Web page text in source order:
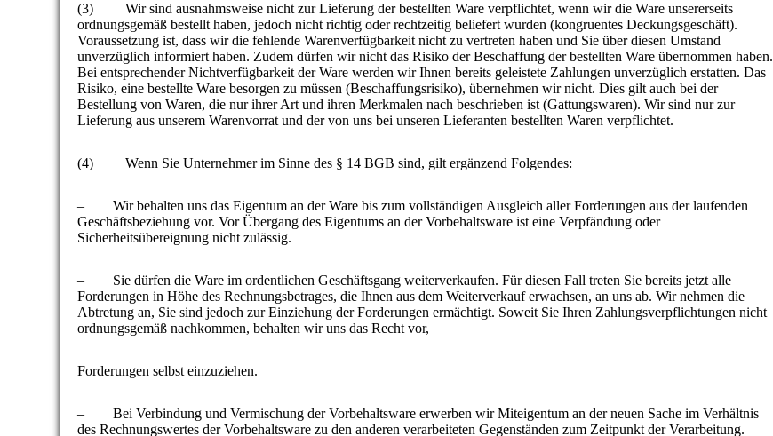
(3) Wir sind ausnahmsweise nicht zur Lieferung der bestellten Ware verpflichtet, wenn wir die Ware unsererseits
ordnungsgemäß bestellt haben, jedoch nicht richtig oder rechtzeitig beliefert wurden (kongruentes Deckungsgeschäft).
Voraussetzung ist, dass wir die fehlende Warenverfügbarkeit nicht zu vertreten haben und Sie über diesen Umstand
unverzüglich informiert haben. Zudem dürfen wir nicht das Risiko der Beschaffung der bestellten Ware übernommen haben.
Bei entsprechender Nichtverfügbarkeit der Ware werden wir Ihnen bereits geleistete Zahlungen unverzüglich erstatten. Das
Risiko, eine bestellte Ware besorgen zu müssen (Beschaffungsrisiko), übernehmen wir nicht. Dies gilt auch bei der
Bestellung von Waren, die nur ihrer Art und ihren Merkmalen nach beschrieben ist (Gattungswaren). Wir sind nur zur
Lieferung aus unserem Warenvorrat und der von uns bei unseren Lieferanten bestellten Waren verpflichtet.
(4) Wenn Sie Unternehmer im Sinne des § 14 BGB sind, gilt ergänzend Folgendes:
– Wir behalten uns das Eigentum an der Ware bis zum vollständigen Ausgleich aller Forderungen aus der laufenden
Geschäftsbeziehung vor. Vor Übergang des Eigentums an der Vorbehaltsware ist eine Verpfändung oder
Sicherheitsübereignung nicht zulässig.
– Sie dürfen die Ware im ordentlichen Geschäftsgang weiterverkaufen. Für diesen Fall treten Sie bereits jetzt alle
Forderungen in Höhe des Rechnungsbetrages, die Ihnen aus dem Weiterverkauf erwachsen, an uns ab. Wir nehmen die
Abtretung an, Sie sind jedoch zur Einziehung der Forderungen ermächtigt. Soweit Sie Ihren Zahlungsverpflichtungen nicht
ordnungsgemäß nachkommen, behalten wir uns das Recht vor,
Forderungen selbst einzuziehen.
– Bei Verbindung und Vermischung der Vorbehaltsware erwerben wir Miteigentum an der neuen Sache im Verhältnis
des Rechnungswertes der Vorbehaltsware zu den anderen verarbeiteten Gegenständen zum Zeitpunkt der Verarbeitung.